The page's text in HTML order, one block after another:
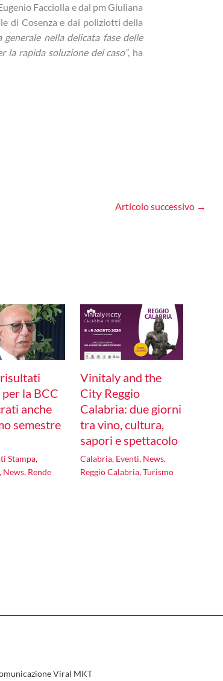
Facciolla e dal pm Giuliana
di Cosenza e dai poliziotti della
generale nella delicata fase delle
la rapida soluzione del caso”, ha
Articolo successivo →
risultati
la BCC
anche
semestre
Stampa,
News, Rende
Vinitaly and the
City Reggio
Calabria: due giorni
tra vino, cultura,
sapori e spettacolo
Calabria, Eventi, News,
Reggio Calabria,Turismo
Viral MKT